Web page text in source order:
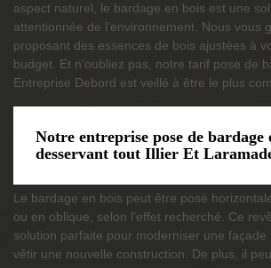
aspect naturel, le bardage en bois est une
attentionnée de l’environnement. Nous vous
proposant des essences de bois ajustées à
budget. Et n’oubliez pas, notre tarif pose de
Entreprise Debord est veillé à être le plus
Notre entreprise pose de bardage
desservant tout Illier Et
Le bardage en bois peut être posé
ou en oblique, selon l’effet recherché. Ce
solution parfaite pour moderniser une façade
vêtir une nouvelle construction. De plus, il